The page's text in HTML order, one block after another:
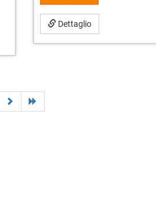
Dettaglio